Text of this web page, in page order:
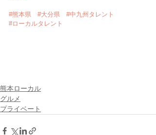
#熊本県 #大分県
#中九州タレント
#ローカルタレント
熊本ローカル
グルメ
プライベート